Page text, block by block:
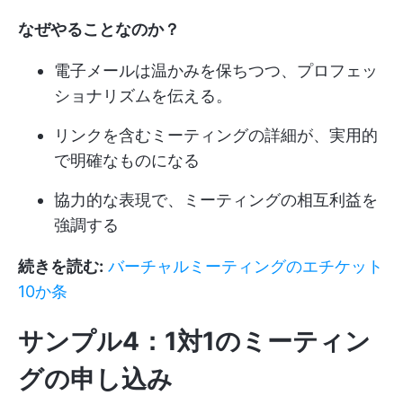
なぜやることなのか？
電子メールは温かみを保ちつつ、プロフェッ
ショナリズムを伝える。
リンクを含むミーティングの詳細が、実用的
で明確なものになる
協力的な表現で、ミーティングの相互利益を
強調する
続きを読む: バーチャルミーティングのエチケット
10か条
サンプル4：1対1のミーティン
グの申し込み